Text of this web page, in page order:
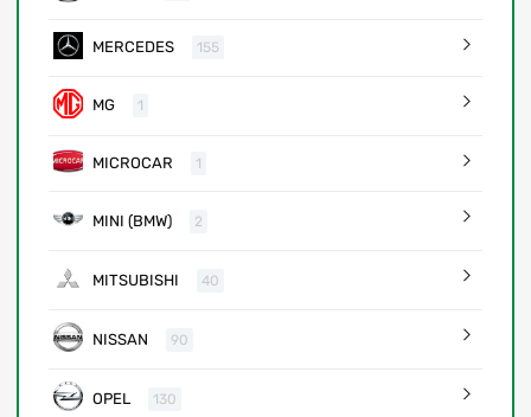
MERCEDES 155
MG 1
MICROCAR 1
MINI (BMW) 2
MITSUBISHI 40
NISSAN 90
OPEL 130